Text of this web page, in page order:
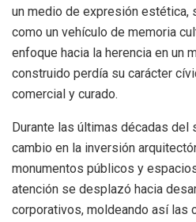
un medio de expresión estética,
como un vehículo de memoria
enfoque hacia la herencia en un
construido perdía su carácter
comercial y curado.
Durante las últimas décadas del
cambio en la inversión
monumentos públicos y
atención se desplazó hacia
corporativos, moldeando así las